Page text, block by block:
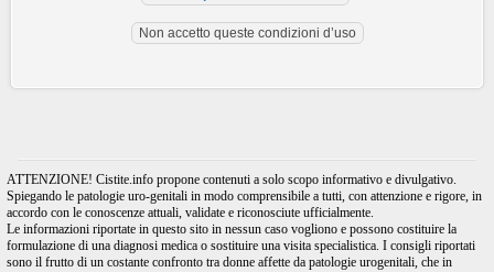
ATTENZIONE! Cistite.info propone contenuti a solo scopo informativo e divulgativo.
Spiegando le patologie uro-genitali in modo comprensibile a tutti, con attenzione e rigore, in
accordo con le conoscenze attuali, validate e riconosciute ufficialmente.
Le informazioni riportate in questo sito in nessun caso vogliono e possono costituire la
formulazione di una diagnosi medica o sostituire una visita specialistica. I consigli riportati
sono il frutto di un costante confronto tra donne affette da patologie urogenitali, che in